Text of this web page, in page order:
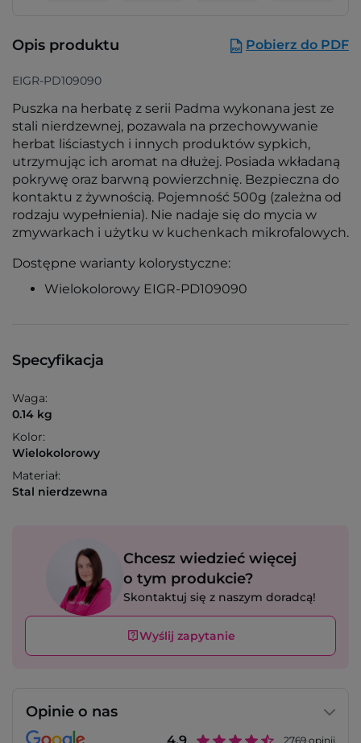
Opis produktu Pobierz do PDF
EIGR-PD109090
Puszka na herbatę z serii Padma wykonana jest ze
stali nierdzewnej, pozawala na przechowywanie
herbat liściastych i innych produktów sypkich,
utrzymując ich aromat na dłużej. Posiada wkładaną
pokrywę oraz barwną powierzchnię. Bezpieczna do
kontaktu z żywnością. Pojemność 500g (zależna od
rodzaju wypełnienia). Nie nadaje się do mycia w
zmywarkach i użytku w kuchenkach mikrofalowych.
Dostępne warianty kolorystyczne:
Wielokolorowy EIGR-PD109090
Specyfikacja
Waga:
0.14 kg
Kolor:
Wielokolorowy
Materiał:
Stal nierdzewna
Chcesz wiedzieć więcej
o tym produkcie?
Skontaktuj się z naszym doradcą!
Wyślij zapytanie
Opinie o nas
2769 opinii